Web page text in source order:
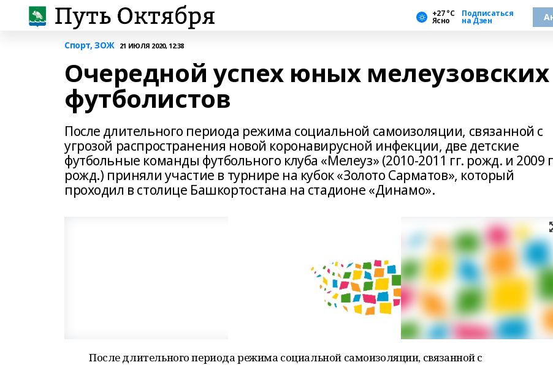
+27 °С
Ясно
Подписаться
на Дзен
Спорт, ЗОЖ 21 ИЮЛЯ 2020, 12:38
Очередной успех юных мелеузовских
футболистов
После длительного периода режима социальной самоизоляции, связанной с
угрозой распространения новой коронавирусной инфекции, две детские
футбольные команды футбольного клуба «Мелеуз» (2010-2011 гг. рожд. и 2009
рожд.) приняли участие в турнире на кубок «Золото Сарматов», который
проходил в столице Башкортостана на стадионе «Динамо».
После длительного периода режима социальной самоизоляции, связанной с